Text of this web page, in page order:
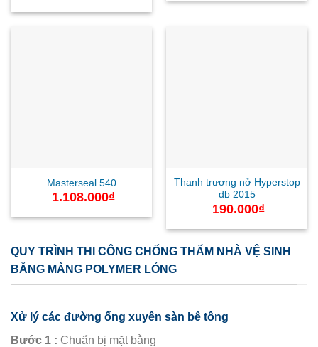
Masterseal 540
1.108.000₫
Thanh trương nở Hyperstop
db 2015
190.000₫
QUY TRÌNH THI CÔNG CHỐNG THẤM NHÀ VỆ SINH
BẰNG MÀNG POLYMER LỎNG
Xử lý các đường ống xuyên sàn bê tông
Bước 1 : Chuẩn bị mặt bằng